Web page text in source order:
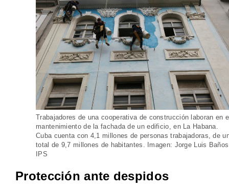
Trabajadores de una cooperativa de construcción laboran en
mantenimiento de la fachada de un edificio, en La Habana.
Cuba cuenta con 4,1 millones de personas trabajadoras, de
total de 9,7 millones de habitantes. Imagen: Jorge Luis
IPS
Protección ante despidos